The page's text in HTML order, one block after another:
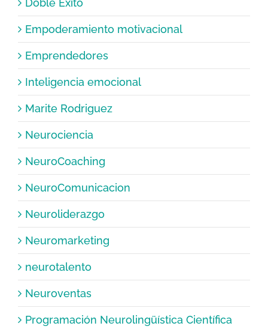
Empoderamiento motivacional
Emprendedores
Inteligencia emocional
Marite Rodriguez
Neurociencia
NeuroCoaching
NeuroComunicacion
Neuroliderazgo
Neuromarketing
neurotalento
Neuroventas
Programación Neurolingüística Científica